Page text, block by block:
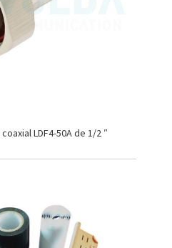
LDF4-50A de 1/2 ″